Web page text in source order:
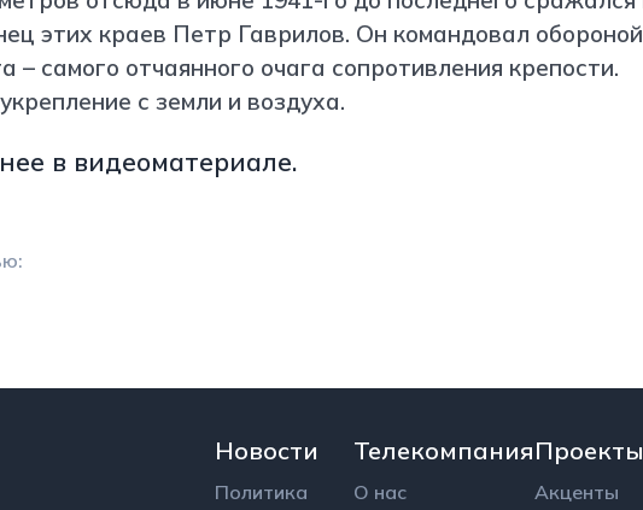
отсюда в июне 1941-го до последнего сражался в
этих краев Петр Гаврилов. Он командовал обороной
– самого отчаянного очага сопротивления крепости.
Проекты